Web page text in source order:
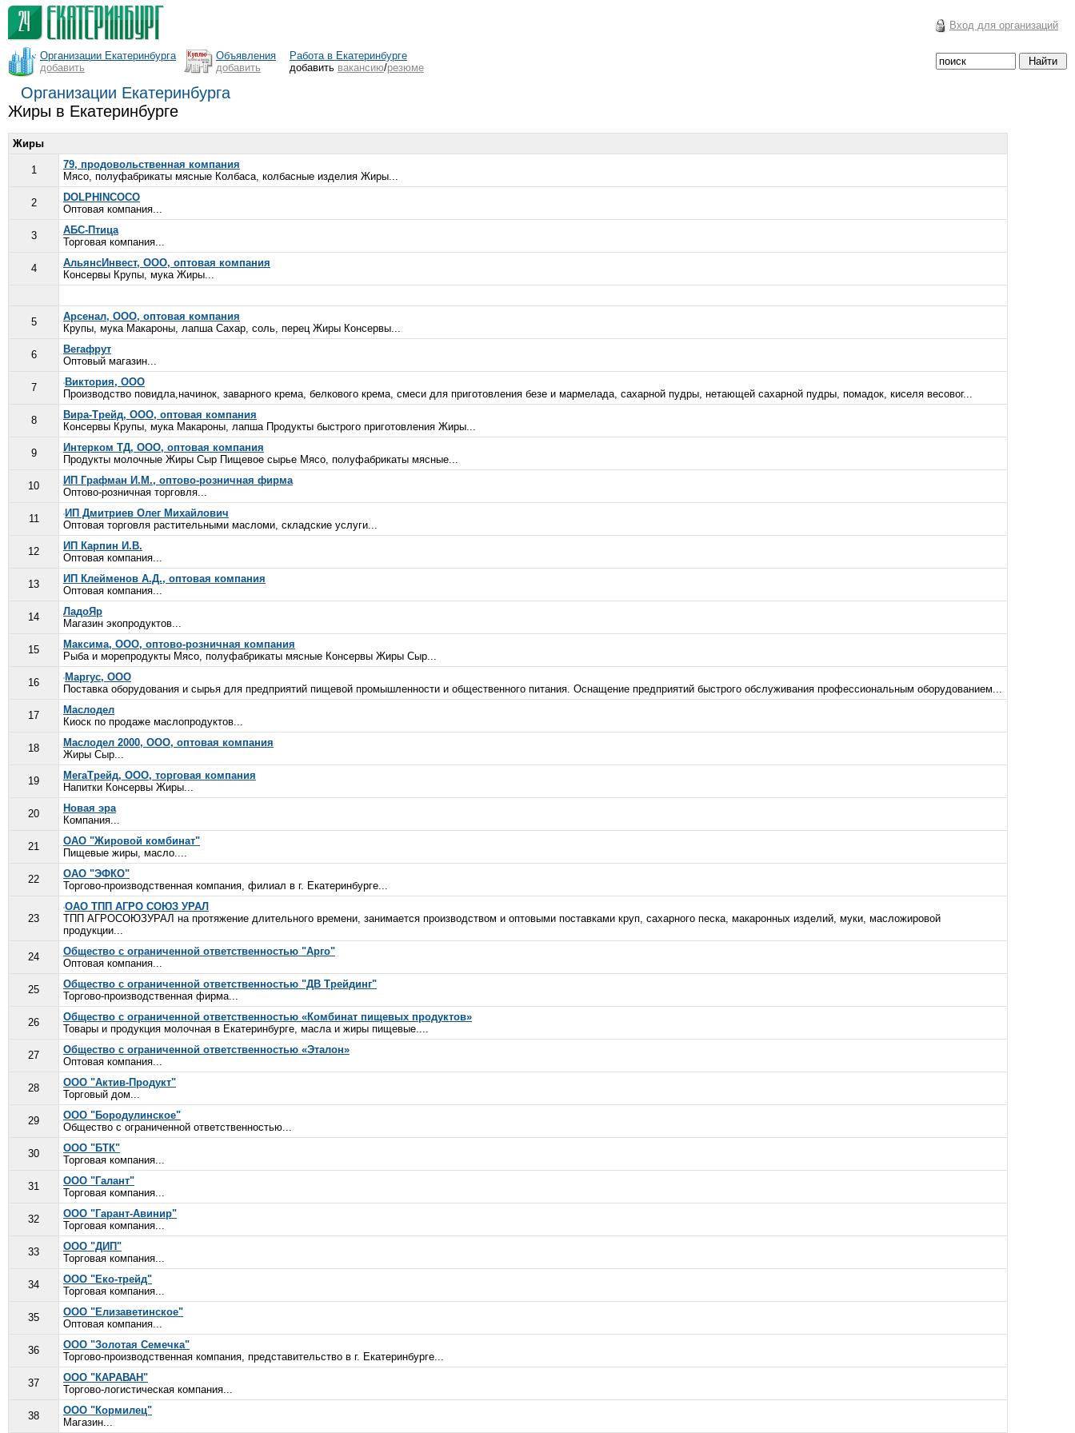
Вход для организаций
Организации Екатеринбурга
добавить
Объявления
добавить
Работа в Екатеринбурге
добавить вакансию/резюме
Организации Екатеринбурга
Жиры в Екатеринбурге
Жиры
1
79, продовольственная компания
Мясо, полуфабрикаты мясные Колбаса, колбасные изделия Жиры...
2
DOLPHINCOCO
Оптовая компания...
3
АБС-Птица
Торговая компания...
4
АльянсИнвест, ООО, оптовая компания
Консервы Крупы, мука Жиры...
5
Арсенал, ООО, оптовая компания
Крупы, мука Макароны, лапша Сахар, соль, перец Жиры Консервы...
6
Вегафрут
Оптовый магазин...
7
Виктория, ООО
Производство повидла,начинок, заварного крема, белкового крема, смеси для приготовления безе и мармелада, сахарной пудры, нетающей сахарной пудры, помадок, киселя весовог...
8
Вира-Трейд, ООО, оптовая компания
Консервы Крупы, мука Макароны, лапша Продукты быстрого приготовления Жиры...
9
Интерком ТД, ООО, оптовая компания
Продукты молочные Жиры Сыр Пищевое сырье Мясо, полуфабрикаты мясные...
10
ИП Графман И.М., оптово-розничная фирма
Оптово-розничная торговля...
11
ИП Дмитриев Олег Михайлович
Оптовая торговля растительными масломи, складские услуги...
12
ИП Карпин И.В.
Оптовая компания...
13
ИП Клейменов А.Д., оптовая компания
Оптовая компания...
14
ЛадоЯр
Магазин экопродуктов...
15
Максима, ООО, оптово-розничная компания
Рыба и морепродукты Мясо, полуфабрикаты мясные Консервы Жиры Сыр...
16
Маргус, ООО
Поставка оборудования и сырья для предприятий пищевой промышленности и общественного питания. Оснащение предприятий быстрого обслуживания профессиональным оборудованием...
17
Маслодел
Киоск по продаже маслопродуктов...
18
Маслодел 2000, ООО, оптовая компания
Жиры Сыр...
19
МегаТрейд, ООО, торговая компания
Напитки Консервы Жиры...
20
Новая эра
Компания...
21
ОАО "Жировой комбинат"
Пищевые жиры, масло....
22
ОАО "ЭФКО"
Торгово-производственная компания, филиал в г. Екатеринбурге...
23
ОАО ТПП АГРО СОЮЗ УРАЛ
ТПП АГРОСОЮЗУРАЛ на протяжение длительного времени, занимается производством и оптовыми поставками круп, сахарного песка, макаронных изделий, муки, масложировой
продукции...
24
Общество с ограниченной ответственностью "Арго"
Оптовая компания...
25
Общество с ограниченной ответственностью "ДВ Трейдинг"
Торгово-производственная фирма...
26
Общество с ограниченной ответственностью «Комбинат пищевых продуктов»
Товары и продукция молочная в Екатеринбурге, масла и жиры пищевые....
27
Общество с ограниченной ответственностью «Эталон»
Оптовая компания...
28
ООО "Актив-Продукт"
Торговый дом...
29
ООО "Бородулинское"
Общество с ограниченной ответственностью...
30
ООО "БТК"
Торговая компания...
31
ООО "Галант"
Торговая компания...
32
ООО "Гарант-Авинир"
Торговая компания...
33
ООО "ДИП"
Торговая компания...
34
ООО "Еко-трейд"
Торговая компания...
35
ООО "Елизаветинское"
Оптовая компания...
36
ООО "Золотая Семечка"
Торгово-производственная компания, представительство в г. Екатеринбурге...
37
ООО "КАРАВАН"
Торгово-логистическая компания...
38
ООО "Кормилец"
Магазин...